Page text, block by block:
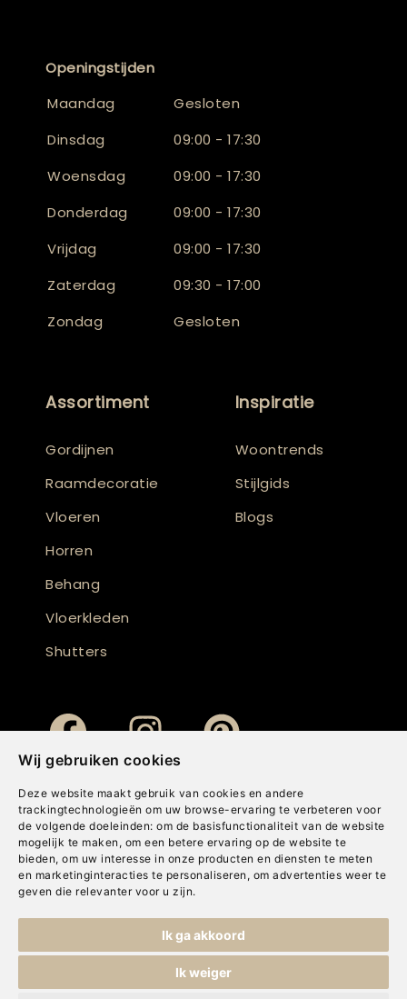
Wij gebruiken cookies
Deze website maakt gebruik van cookies en andere
trackingtechnologieën om uw browse-ervaring te verbeteren voor
de volgende doeleinden: om de basisfunctionaliteit van de website
mogelijk te maken , om een betere ervaring op de website te
bieden, om uw interesse in onze producten en diensten te meten
en marketinginteracties te personaliseren , om advertenties weer te
geven die relevanter voor u zijn.
Ik ga akkoord
Ik weiger
Openingstijden
Maandag
Gesloten
Dinsdag
09:00 - 17:30
Woensdag
09:00 - 17:30
Donderdag
09:00 - 17:30
Vrijdag
09:00 - 17:30
Zaterdag
09:30 - 17:00
Zondag
Gesloten
Assortiment
Gordijnen
Raamdecoratie
Vloeren
Horren
Behang
Vloerkleden
Shutters
Inspiratie
Woontrends
Stijlgids
Blogs
Cookies